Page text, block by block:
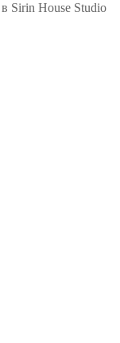
Sirin House Studio